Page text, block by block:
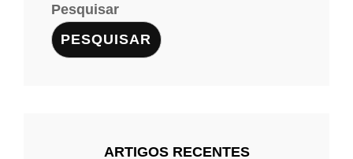
Pesquisar
PESQUISAR
ARTIGOS RECENTES